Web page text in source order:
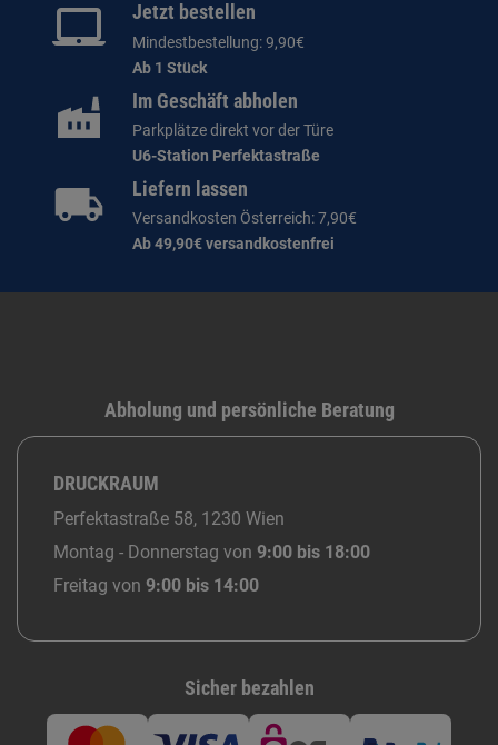
Jetzt bestellen
Mindestbestellung: 9,90€
Ab 1 Stück
Im Geschäft abholen
Parkplätze direkt vor der Türe
U6-Station Perfektastraße
Liefern lassen
Versandkosten Österreich: 7,90€
Ab 49,90€ versandkostenfrei
Abholung und persönliche Beratung
DRUCKRAUM
Perfektastraße 58, 1230 Wien
Montag - Donnerstag von 9:00 bis 18:00
Freitag von 9:00 bis 14:00
Sicher bezahlen